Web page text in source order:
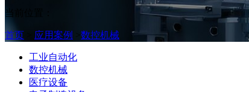
当前位置：
首页 应用案例 >数控机械
工业自动化
数控机械
医疗设备